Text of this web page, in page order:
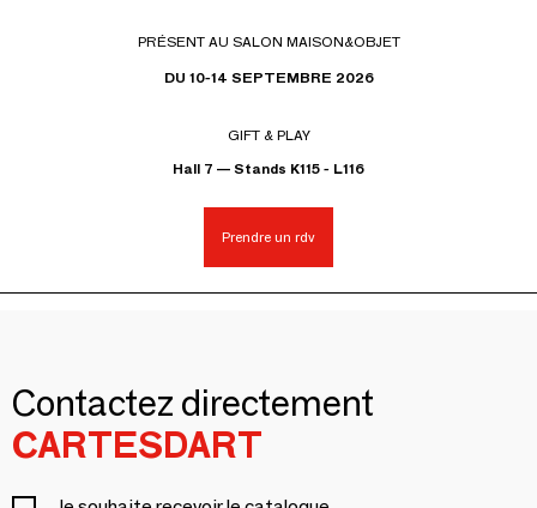
PRÉSENT AU SALON MAISON&OBJET
DU 10-14 SEPTEMBRE 2026
GIFT & PLAY
Hall 7 — Stands K115 - L116
Prendre un rdv
Contactez directement
CARTESDART